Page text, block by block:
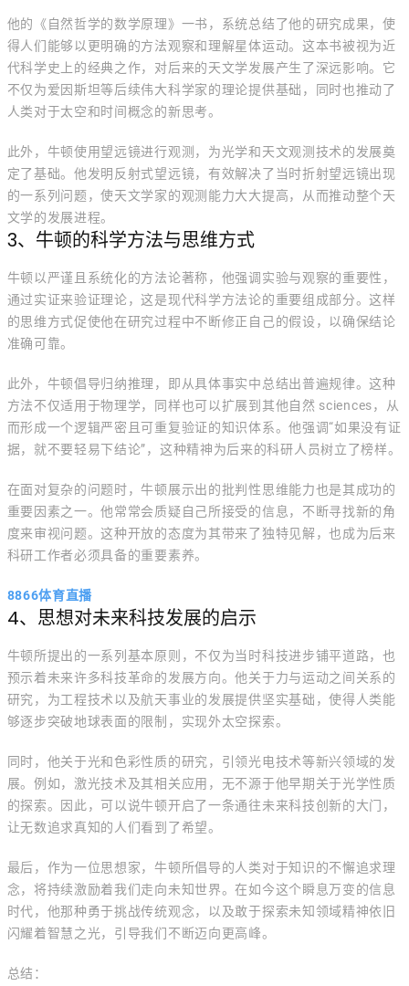
他的《自然哲学的数学原理》一书，系统总结了他的研究成果，使
得人们能够以更明确的方法观察和理解星体运动。这本书被视为近
代科学史上的经典之作，对后来的天文学发展产生了深远影响。它
不仅为爱因斯坦等后续伟大科学家的理论提供基础，同时也推动了
人类对于太空和时间概念的新思考。
此外，牛顿使用望远镜进行观测，为光学和天文观测技术的发展奠
定了基础。他发明反射式望远镜，有效解决了当时折射望远镜出现
的一系列问题，使天文学家的观测能力大大提高，从而推动整个天
文学的发展进程。
3、牛顿的科学方法与思维方式
牛顿以严谨且系统化的方法论著称，他强调实验与观察的重要性，
通过实证来验证理论，这是现代科学方法论的重要组成部分。这样
的思维方式促使他在研究过程中不断修正自己的假设，以确保结论
准确可靠。
此外，牛顿倡导归纳推理，即从具体事实中总结出普遍规律。这种
方法不仅适用于物理学，同样也可以扩展到其他自然 sciences，从
而形成一个逻辑严密且可重复验证的知识体系。他强调“如果没有证
据，就不要轻易下结论”，这种精神为后来的科研人员树立了榜样。
在面对复杂的问题时，牛顿展示出的批判性思维能力也是其成功的
重要因素之一。他常常会质疑自己所接受的信息，不断寻找新的角
度来审视问题。这种开放的态度为其带来了独特见解，也成为后来
科研工作者必须具备的重要素养。
8866体育直播
4、思想对未来科技发展的启示
牛顿所提出的一系列基本原则，不仅为当时科技进步铺平道路，也
预示着未来许多科技革命的发展方向。他关于力与运动之间关系的
研究，为工程技术以及航天事业的发展提供坚实基础，使得人类能
够逐步突破地球表面的限制，实现外太空探索。
同时，他关于光和色彩性质的研究，引领光电技术等新兴领域的发
展。例如，激光技术及其相关应用，无不源于他早期关于光学性质
的探索。因此，可以说牛顿开启了一条通往未来科技创新的大门，
让无数追求真知的人们看到了希望。
最后，作为一位思想家，牛顿所倡导的人类对于知识的不懈追求理
念，将持续激励着我们走向未知世界。在如今这个瞬息万变的信息
时代，他那种勇于挑战传统观念，以及敢于探索未知领域精神依旧
闪耀着智慧之光，引导我们不断迈向更高峰。
总结：